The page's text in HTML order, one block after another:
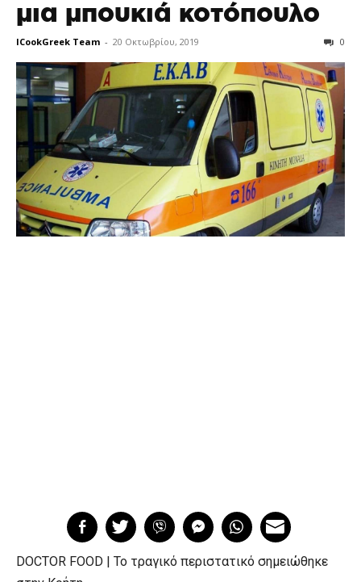
μια μπουκιά κοτόπουλο
ICookGreek Team - 20 Οκτωβρίου, 2019 0
DOCTOR FOOD | Το τραγικό περιστατικό σημειώθηκε